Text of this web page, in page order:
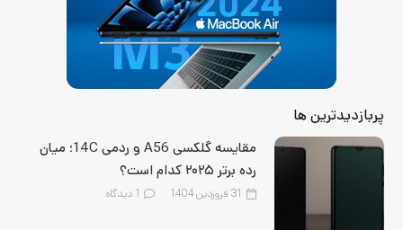
پربازدیدترین ها
مقایسه گلکسی A56 و ردمی 14C؛ میان‌
رده برتر ۲۰۲۵ کدام است؟
31 فروردین 1404 1 دیدگاه